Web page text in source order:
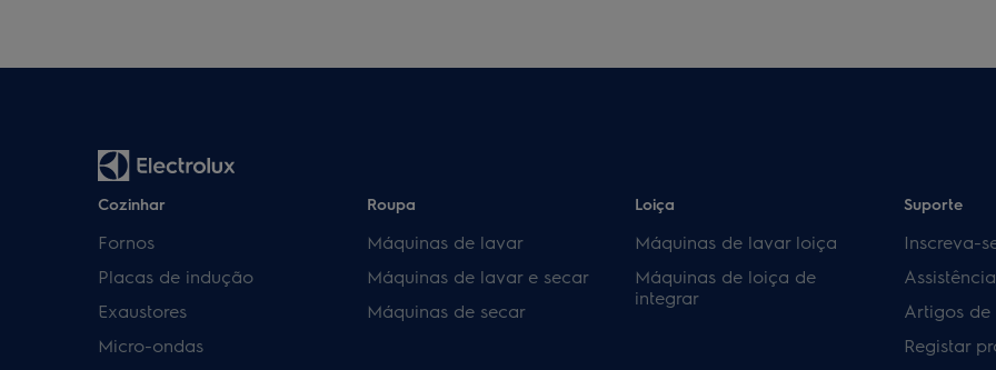
Cozinhar
Fornos
Placas de indução
Exaustores
Micro-ondas
Roupa
Máquinas de lavar
Máquinas de lavar e secar
Máquinas de secar
Loiça
Máquinas de lavar loiça
Máquinas de loiça de
integrar
Suporte
Inscreva-
Artigos de
Registar